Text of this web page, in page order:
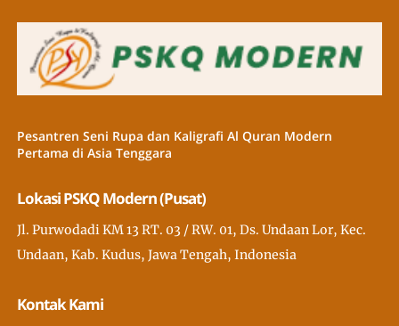
Pesantren Seni Rupa dan Kaligrafi Al Quran Modern
Pertama di Asia Tenggara
Lokasi PSKQ Modern (Pusat)
Jl. Purwodadi KM 13 RT. 03 / RW. 01, Ds. Undaan Lor, Kec.
Undaan, Kab. Kudus, Jawa Tengah, Indonesia
Kontak Kami